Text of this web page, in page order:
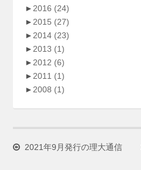
► 2016 (24)
► 2015 (27)
► 2014 (23)
► 2013 (1)
► 2012 (6)
► 2011 (1)
► 2008 (1)
2021年9月発行の理大通信